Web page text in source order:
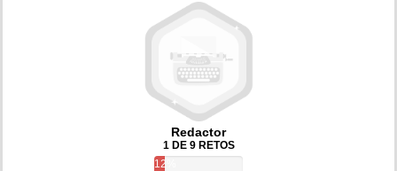
Redactor
1 DE 9 RETOS
12%